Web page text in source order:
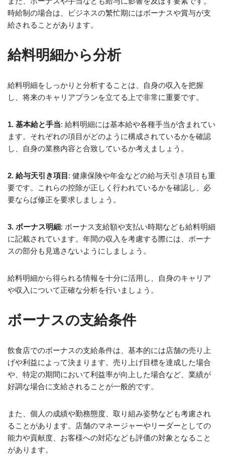
時給制の場合は、ビジネスの繁忙期にはボーナスや賞与が支
給されることがあります。
給料明細から分析
給料明細をしっかりと分析することは、自身の収入を把握
し、将来のキャリアプランを立てる上で非常に重要です。
1. 基本給と手当: 給料明細には基本給や各種手当が含まれてい
ます。それぞれの項目がどのように構成されているかを確認
し、自身の業務内容と合致しているか考えましょう。
2. 給与天引き項目 : 健康保険や年金などの給与天引き項目も重
要です。これらの控除が正しく行われているかを確認し、必
要ならば修正を要求しましょう。
3. ボーナス明細: ボーナス支給額や支払い時期なども給料明細
に記載されています。年間の収入を考慮する際には、ボーナ
スの部分も見逃さないようにしましょう。
給料明細から得られる情報を十分に活用し、自身のキャリア
や収入について正確な分析を行いましょう。
ボーナスの支給条件
飲食店でのボーナスの支給条件は、基本的には店舗の売り上
げや利益によって決まります。売り上げ目標を達成した場合
や、特定の期間において利益率が向上した場合など、業績が
好調な場合に支給されることが一般的です。
また、個人の成績や勤務態度、取り組み姿勢なども考慮され
ることがあります。店舗のマネージャーやリーダーとしての
能力や貢献度、お客様への対応なども評価の対象となること
があります。